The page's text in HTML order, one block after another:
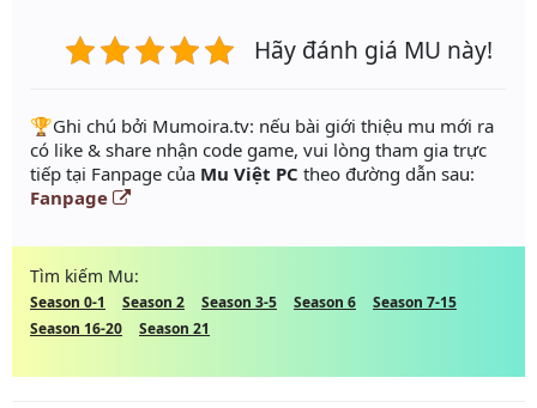
Hãy đánh giá MU này!
️🏆Ghi chú bởi Mumoira.tv: nếu bài giới thiệu mu mới ra
có like & share nhận code game, vui lòng tham gia trực
tiếp tại Fanpage của Mu Việt PC theo đường dẫn sau:
Fanpage
Tìm kiếm Mu:
Season 0-1 Season 2 Season 3-5 Season 6
Season 7-15
Season 16-20
Season 21